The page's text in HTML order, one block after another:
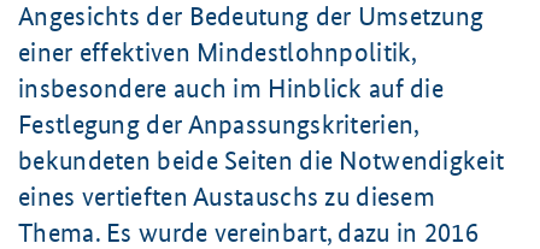
Angesichts der Bedeutung der Umsetzung
einer effektiven Mindestlohnpolitik,
insbesondere auch im Hinblick auf die
Festlegung der Anpassungskriterien,
bekundeten beide Seiten die Notwendigkeit
eines vertieften Austauschs zu diesem
Thema. Es wurde vereinbart, dazu in 2016